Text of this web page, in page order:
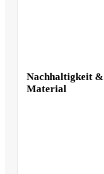
Nachhaltigkeit &
Material